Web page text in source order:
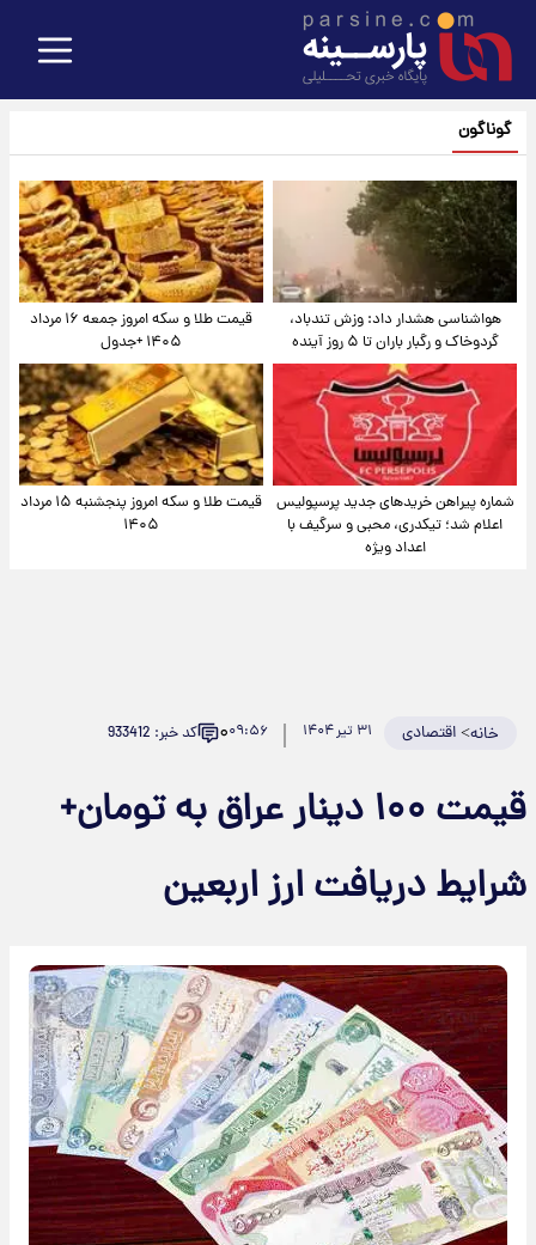
گوناگون
هواشناسی هشدار داد: وزش تندباد،
گردوخاک و رگبار باران تا ۵ روز آینده
قیمت طلا و سکه امروز جمعه ۱۶ مرداد
۱۴۰۵ +جدول
شماره پیراهن خریدهای جدید پرسپولیس
اعلام شد؛ تیکدری، محبی و سرگیف با
اعداد ویژه
قیمت طلا و سکه امروز پنجشنبه ۱۵ مرداد
۱۴۰۵
خانه>اقتصادی ۳۱ تیر ۱۴۰۴ ۰۹:۵۶۰ کد خبر: 933412
قیمت ۱۰۰ دینار عراق به تومان+
شرایط دریافت ارز اربعین